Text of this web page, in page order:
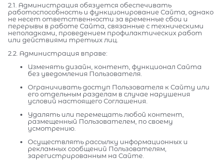
2.1. Администрация обязуется обеспечивать
работоспособность и функционирование Сайта, однако
не несет ответственности за временные сбои и
перерывы в работе Сайта, связанные с техническими
неполадками, проведением профилактических работ
или действиями третьих лиц.
2.2. Администрация вправе:
Изменять дизайн, контент, функционал Сайта
без уведомления Пользователя.
Ограничивать доступ Пользователя к Сайту или
его отдельным разделам в случае нарушения
условий настоящего Соглашения.
Удалять или перемещать любой контент,
размещенный Пользователем, по своему
усмотрению.
Осуществлять рассылку информационных и
рекламных сообщений Пользователям,
зарегистрированным на Сайте.